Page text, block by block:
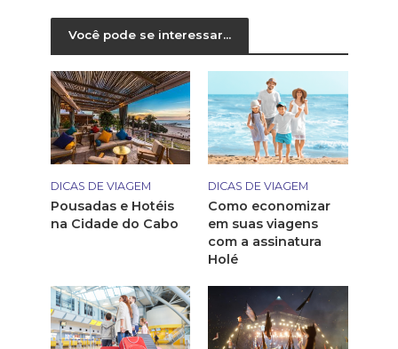
Você pode se interessar...
DICAS DE VIAGEM
Pousadas e Hotéis
na Cidade do Cabo
DICAS DE VIAGEM
Como economizar
em suas viagens
com a assinatura
Holé